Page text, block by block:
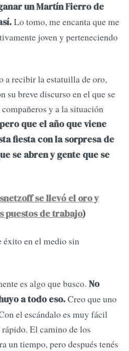
un Martín Fierro de
Lo tomo, me encanta que me
joven y perteneciendo
a recibir la estatuilla de oro,
su breve discurso en el que se
y a la situación
que el año que viene
fiesta con la sorpresa de
se abren y gente que se
se llevó el oro y
puestos de trabajo)
éxito en el medio sin
es algo que busco. No
a todo eso.Creo que uno
el escándalo es muy fácil
El camino de los
un tiempo, pero después tenés